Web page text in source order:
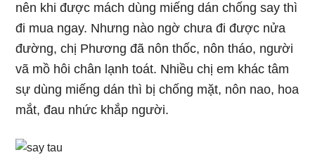
nên khi được mách dùng miếng dán chống say thì
đi mua ngay. Nhưng nào ngờ chưa đi được nửa
đường, chị Phương đã nôn thốc, nôn tháo, người
vã mồ hôi chân lạnh toát. Nhiều chị em khác tâm
sự dùng miếng dán thì bị chống mặt, nôn nao, hoa
mắt, đau nhức khắp người.